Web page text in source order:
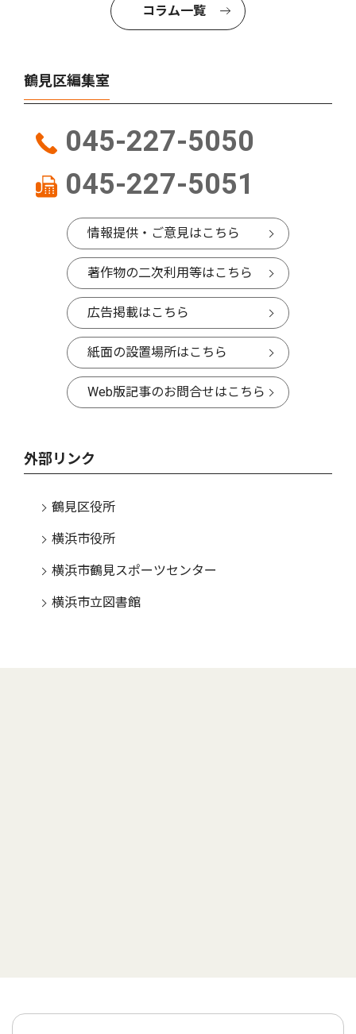
コラム一覧
鶴見区編集室
045-227-5050
045-227-5051
情報提供・ご意見はこちら
著作物の二次利用等はこちら
広告掲載はこちら
紙面の設置場所はこちら
Web版記事のお問合せはこちら
外部リンク
鶴見区役所
横浜市役所
横浜市鶴見スポーツセンター
横浜市立図書館